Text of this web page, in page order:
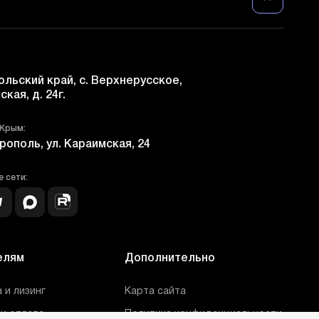
край, с. Верхнерусское,
д. 24г.
ул. Караимская, 24
сети:
и лизинг
оплата
Дополнительно
Карта сайта
Политика конфиденциальности